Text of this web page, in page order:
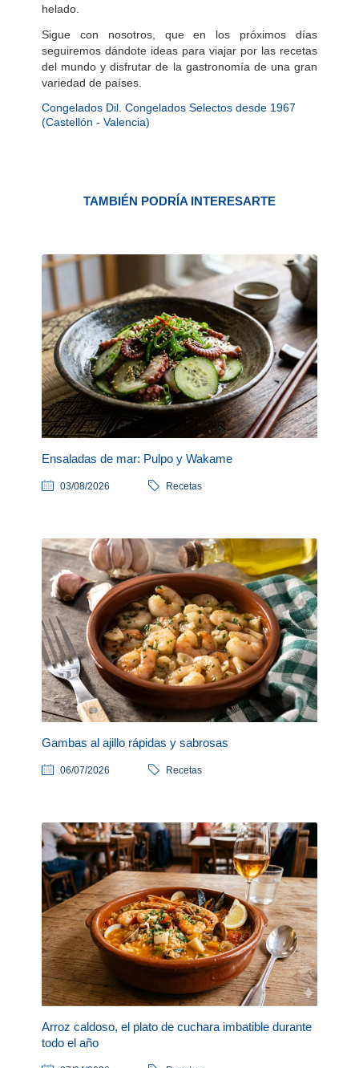
helado.
Sigue con nosotros, que en los próximos días
seguiremos dándote ideas para viajar por las recetas
del mundo y disfrutar de la gastronomía de una gran
variedad de países.
Congelados Dil. Congelados Selectos desde 1967
(Castellón - Valencia)
TAMBIÉN PODRÍA INTERESARTE
Ensaladas de mar: Pulpo y Wakame
03/08/2026 Recetas
Gambas al ajillo rápidas y sabrosas
06/07/2026 Recetas
Arroz caldoso, el plato de cuchara imbatible durante
todo el año